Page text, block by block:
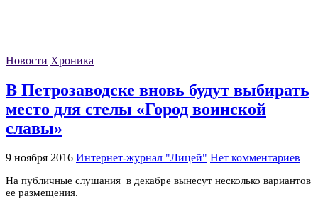
Новости Хроника
В Петрозаводске вновь будут выбирать
место для стелы «Город воинской
славы»
9 ноября 2016 Интернет-журнал "Лицей" Нет комментариев
На публичные слушания в декабре вынесут несколько вариантов
ее размещения.